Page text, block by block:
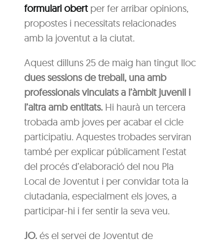
formulari obertper fer arribar opinions,
propostes i necessitats relacionades
amb la joventut a la ciutat.
Aquest dilluns 25 de maig han tingut lloc
dues sessions de treball, una amb
professionals vinculats a l’àmbit juvenil i
l’altra amb entitats. Hi haurà un tercera
trobada amb joves per acabar el cicle
participatiu. Aquestes trobades serviran
també per explicar públicament l’estat
del procés d’elaboració del nou Pla
Local de Joventut i per convidar tota la
ciutadania, especialment els joves, a
participar-hi i fer sentir la seva veu.
JO. és el servei de Joventut de